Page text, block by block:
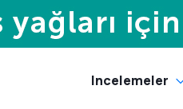
Incelemeler